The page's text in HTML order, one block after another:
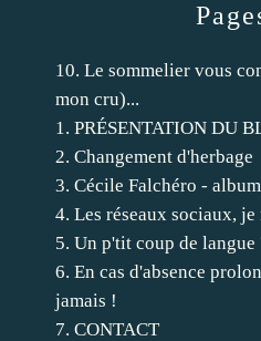
10. Le sommelier vous
mon cru)...
1. PRÉSENTATION DU
2. Changement d'herbage
3. Cécile Falchéro -
4. Les réseaux sociaux, je
5. Un p'tit coup de langue
6. En cas d'absence
jamais !
7. CONTACT